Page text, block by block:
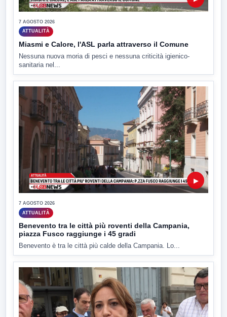
7 AGOSTO 2026
ATTUALITÀ
Miasmi e Calore, l'ASL parla attraverso il Comune
Nessuna nuova moria di pesci e nessuna criticità igienico-
sanitaria nel...
▶
7 AGOSTO 2026
ATTUALITÀ
Benevento tra le città più roventi della Campania,
piazza Fusco raggiunge i 45 gradi
Benevento è tra le città più calde della Campania. Lo...